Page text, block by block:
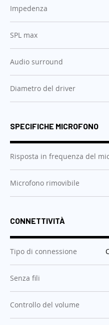
Impedenza
SPL max
Audio surround
Diametro del driver
SPECIFICHE MICROFONO
Risposta in frequenza del
Microfono rimovibile
CONNETTIVITÀ
Tipo di connessione :
Senza fili
Controllo del volume